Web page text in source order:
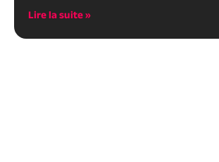
Lire la suite »